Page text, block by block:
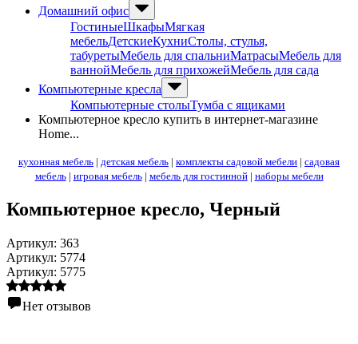
Домашний офис
ГостиныеШкафыМягкая
мебельДетскиеКухниСтолы, стулья,
табуретыМебель для спальниМатрасыМебель для
ваннойМебель для прихожейМебель для сада
Компьютерные кресла
Компьютерные столыТумба с ящиками
Компьютерное кресло купить в интернет-магазине
Home...
кухонная мебель | детская мебель | комплекты садовой мебели | садовая
мебель| игровая мебель| мебель для гостинной| наборы мебели
Компьютерное кресло, Черный
Артикул: 363
Артикул: 5774
Артикул: 5775
Нет отзывов